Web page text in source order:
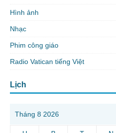
Hình ảnh
Nhạc
Phim công giáo
Radio Vatican tiếng Việt
Lịch
Tháng 8 2026